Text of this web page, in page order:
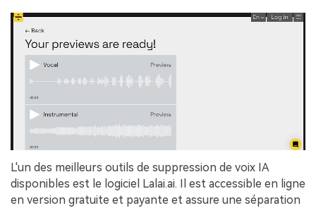
L'un des meilleurs outils de suppression de voix IA
disponibles est le logiciel Lalai.ai. Il est accessible en ligne
en version gratuite et payante et assure une séparation